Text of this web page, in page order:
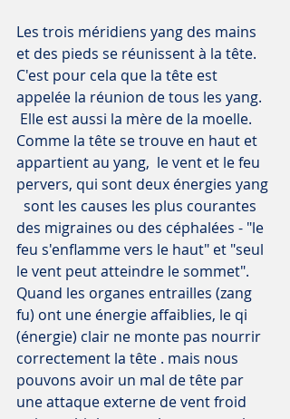
Les trois méridiens yang des mains
et des pieds se réunissent à la tête.
C'est pour cela que la tête est
appelée la réunion de tous les yang.
Elle est aussi la mère de la moelle.
Comme la tête se trouve en haut et
appartient au yang,  le vent et le feu
pervers, qui sont deux énergies yang
  sont les causes les plus courantes
des migraines ou des céphalées - "le
feu s'enflamme vers le haut" et "seul
le vent peut atteindre le sommet".
Quand les organes entrailles (zang
fu) ont une énergie affaiblies, le qi
(énergie) clair ne monte pas nourrir
correctement la tête . mais nous
pouvons avoir un mal de tête par
une attaque externe de vent froid